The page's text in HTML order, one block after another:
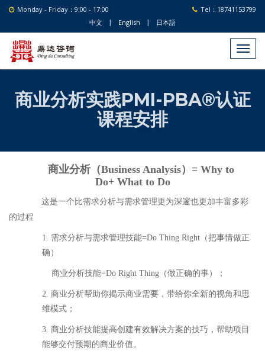
Monday - Friday：9:00 - 17:00
Tel：18741153799
中文
English 日本語
商业分析实践PMI-PBA®认证
课程安排
商业分析（Business Analysis）= Why to
Do+ What to Do
这是一个比需求分析与需求管理更为深邃也更加丰富多彩
的过程
1. 需求分析与需求管理技能=Do Thing Right（把事情做正
确）
商业分析技能=Do Right Thing（做正确的事）；
2. 商业分析帮助你揭示商业需要，带给你全新的视角和思
维模式；
3. 商业分析技能提高创建有效解决方案的技巧，帮助项目
能够交付预期的商业价值。